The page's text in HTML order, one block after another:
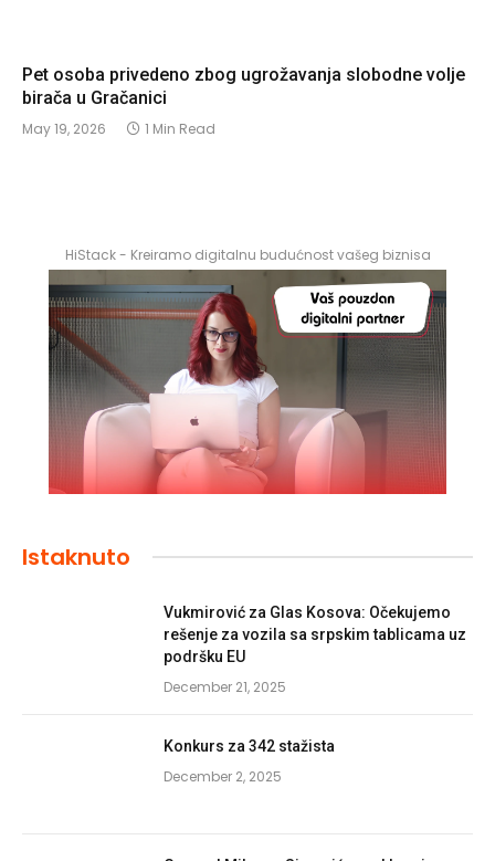
Pet osoba privedeno zbog ugrožavanja slobodne volje
birača u Gračanici
May 19, 2026 1 Min Read
HiStack - Kreiramo digitalnu budućnost vašeg biznisa
Istaknuto
Vukmirović za Glas Kosova: Očekujemo
rešenje za vozila sa srpskim tablicama uz
podršku EU
December 21, 2025
Konkurs za 342 stažista
December 2, 2025